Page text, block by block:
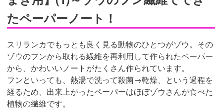
たペーパーノート！
スリランカでもっとも良く見る動物のひとつがゾウ。その
ゾウのフンから取れる繊維を再利用して作られたペーパー
から、かわいいノートがたくさん作られています。
フンといっても、熱湯で洗って殺菌→乾燥、という過程を
経るため、出来上がったペーパーはほぼゾウさんが食べた
植物の繊維です。